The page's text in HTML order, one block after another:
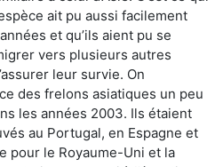
ait pu aussi facilement
et qu’ils aient pu se
vers plusieurs autres
leur survie. On
des frelons asiatiques un peu
les années 2003. Ils étaient
au Portugal, en Espagne et
pour le Royaume-Uni et la